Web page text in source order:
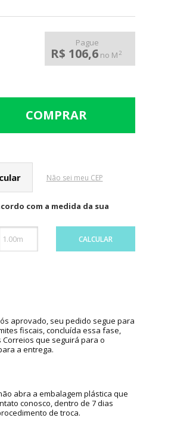
Pague
R$ 106,6 no M2
Não sei meu CEP
com a medida da sua
CALCULAR
aprovado, seu pedido segue para
fiscais, concluída essa fase,
que seguirá para o
a entrega.
abra a embalagem plástica que
conosco, dentro de 7 dias
de troca.